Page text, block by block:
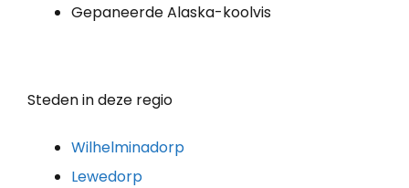
Gepaneerde Alaska-koolvis
Steden in deze regio
Wilhelminadorp
Lewedorp